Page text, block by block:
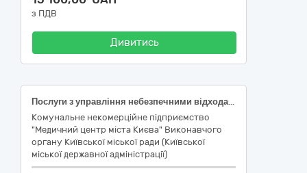
з ПДВ
Дивитись
Послуги з управління небезпечними відходами
Комунальне некомерційне підприємство
"Медичний центр міста Києва" Виконавчого
органу Київської міської ради (Київської
міської державної адміністрації)